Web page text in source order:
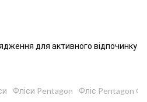
для активного відпочинку
Фліси Pentagon Фліс Pentagon